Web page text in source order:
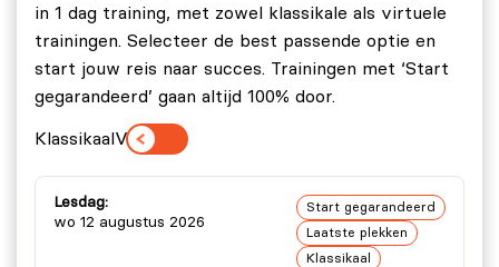
groepen; presentatie maken o.b.v. Word
document en presentatie maken op basis van
prompts.
Module 3c: Copilot in Excel
Theorie en demo:
geïntegreerd kan worden met Microsoft Excel.
Praktijkopdrachten Copilot Excel:Deelnemers
voeren taken uit in kleinere groepen; dataset
aanmaken o.b.v. prompts, dataset analyseren.
in 1 dag training, met zowel klassikale als virtuele
trainingen. Selecteer de best passende optie en
start jouw reis naar succes. Trainingen met ‘Start
gegarandeerd’ gaan altijd 100% door.
Klassikaal Virtueel
Lesdag:
wo 12 augustus 2026
Start gegarandeerd
Laatste plekken
Klassikaal